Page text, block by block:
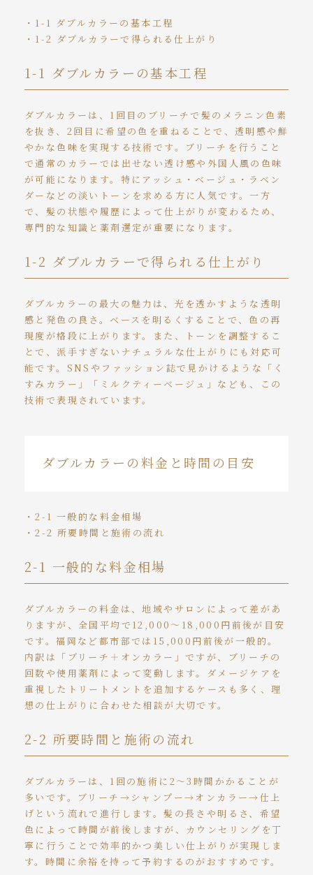
・1-1 ダブルカラーの基本工程
・1-2 ダブルカラーで得られる仕上がり
1-1 ダブルカラーの基本工程
ダブルカラーは、1回目のブリーチで髪のメラニン色素
を抜き、2回目に希望の色を重ねることで、透明感や鮮
やかな色味を実現する技術です。ブリーチを行うこと
で通常のカラーでは出せない透け感や外国人風の色味
が可能になります。特にアッシュ・ベージュ・ラベン
ダーなどの淡いトーンを求める方に人気です。一方
で、髪の状態や履歴によって仕上がりが変わるため、
専門的な知識と薬剤選定が重要になります。
1-2 ダブルカラーで得られる仕上がり
ダブルカラーの最大の魅力は、光を透かすような透明
感と発色の良さ。ベースを明るくすることで、色の再
現度が格段に上がります。また、トーンを調整するこ
とで、派手すぎないナチュラルな仕上がりにも対応可
能です。SNSやファッション誌で見かけるような「く
すみカラー」「ミルクティーベージュ」なども、この
技術で表現されています。
ダブルカラーの料金と時間の目安
・2-1 一般的な料金相場
・2-2 所要時間と施術の流れ
2-1 一般的な料金相場
ダブルカラーの料金は、地域やサロンによって差があ
りますが、全国平均で12,000〜18,000円前後が目安
です。福岡など都市部では15,000円前後が一般的。
内訳は「ブリーチ＋オンカラー」ですが、ブリーチの
回数や使用薬剤によって変動します。ダメージケアを
重視したトリートメントを追加するケースも多く、理
想の仕上がりに合わせた相談が大切です。
2-2 所要時間と施術の流れ
ダブルカラーは、1回の施術に2〜3時間かかることが
多いです。ブリーチ→シャンプー→オンカラー→仕上
げという流れで進行します。髪の長さや明るさ、希望
色によって時間が前後しますが、カウンセリングを丁
寧に行うことで効率的かつ美しい仕上がりが実現しま
す。時間に余裕を持って予約するのがおすすめです。